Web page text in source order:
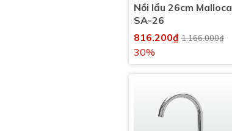
Nồi lẩu 26cm Malloca
SA-26
816.200₫ 1.166.000₫
30%